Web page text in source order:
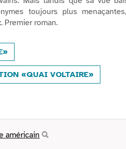
toujours plus
Premier roman.
«QUAI VOLTAIRE»
américain